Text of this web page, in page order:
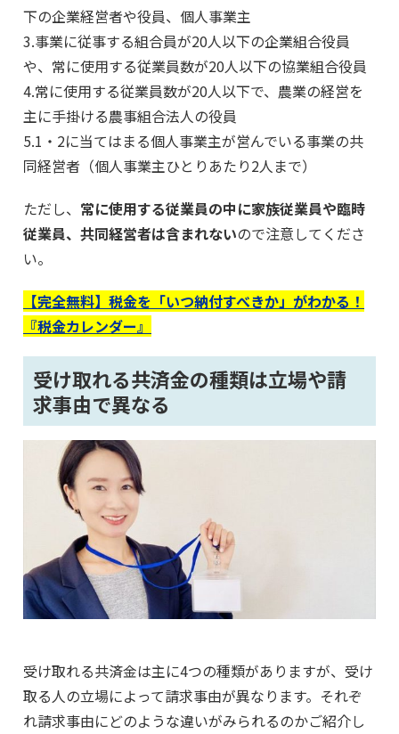
下の企業経営者や役員、個人事業主
3.事業に従事する組合員が20人以下の企業組合役員
や、常に使用する従業員数が20人以下の協業組合役員
4.常に使用する従業員数が20人以下で、農業の経営を
主に手掛ける農事組合法人の役員
5.1・2に当てはまる個人事業主が営んでいる事業の共
同経営者（個人事業主ひとりあたり2人まで）
ただし、 常に使用する従業員の中に家族従業員や臨時
従業員、共同経営者は含まれないので注意してくださ
い。
【完全無料】税金を「いつ納付すべきか」がわかる！
『税金カレンダー』
受け取れる共済金の種類は立場や請
求事由で異なる
受け取れる共済金は主に4つの種類がありますが、受け
取る人の立場によって請求事由が異なります。それぞ
れ請求事由にどのような違いがみられるのかご紹介し